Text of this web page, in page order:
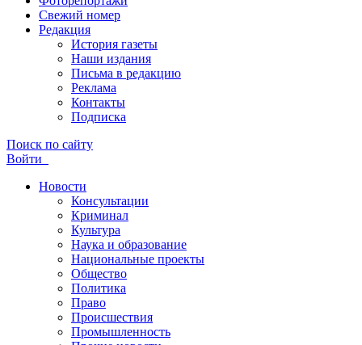
Свежий номер
Редакция
История газеты
Наши издания
Письма в редакцию
Реклама
Контакты
Подписка
Поиск по сайту
Войти
Новости
Консультации
Криминал
Культура
Наука и образование
Национальные проекты
Общество
Политика
Право
Происшествия
Промышленность